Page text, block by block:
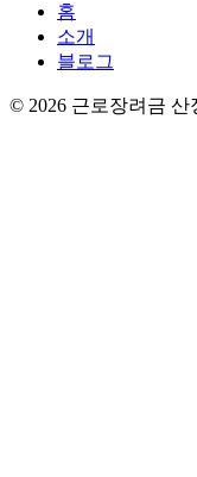
홈
소개
블로그
© 2026 근로장려금 산